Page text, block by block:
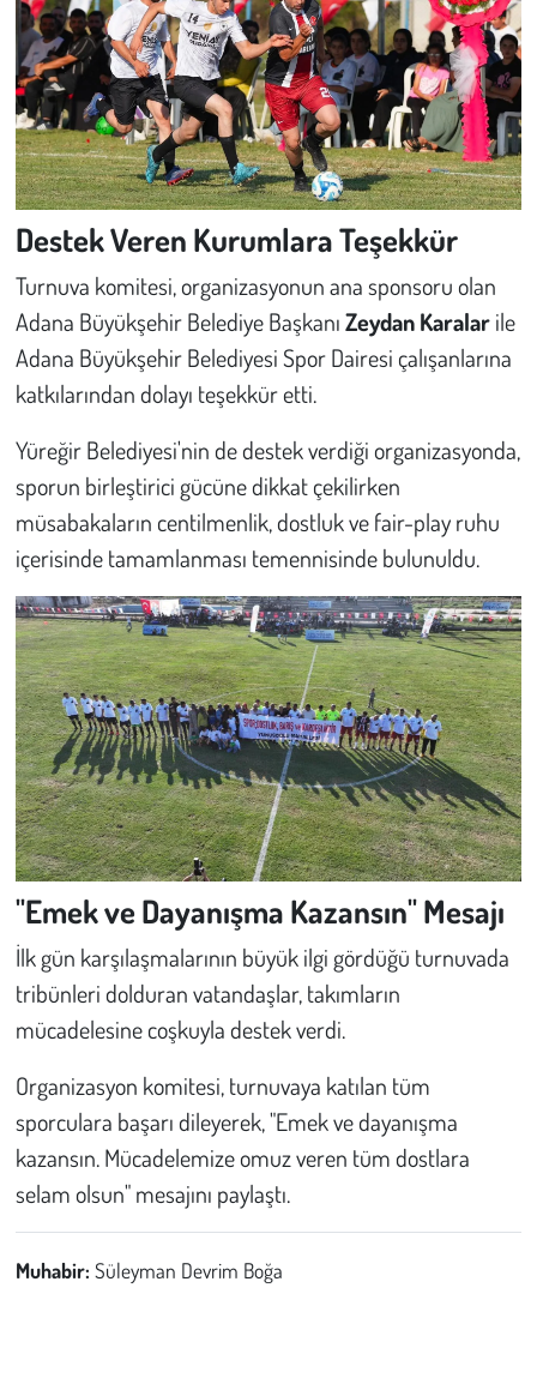
Destek Veren Kurumlara Teşekkür
Turnuva komitesi, organizasyonun ana sponsoru olan
Adana Büyükşehir Belediye BaşkanıZeydan Karalarile
Adana Büyükşehir Belediyesi Spor Dairesi çalışanlarına
katkılarından dolayı teşekkür etti.
Yüreğir Belediyesi'nin de destek verdiği organizasyonda,
sporun birleştirici gücüne dikkat çekilirken
müsabakaların centilmenlik, dostluk ve fair-play ruhu
içerisinde tamamlanması temennisinde bulunuldu.
"Emek ve Dayanışma Kazansın" Mesajı
İlk gün karşılaşmalarının büyük ilgi gördüğü turnuvada
tribünleri dolduran vatandaşlar, takımların
mücadelesine coşkuyla destek verdi.
Organizasyon komitesi, turnuvaya katılan tüm
sporculara başarı dileyerek, "Emek ve dayanışma
kazansın. Mücadelemize omuz veren tüm dostlara
selam olsun" mesajını paylaştı.
Muhabir: Süleyman Devrim Boğa